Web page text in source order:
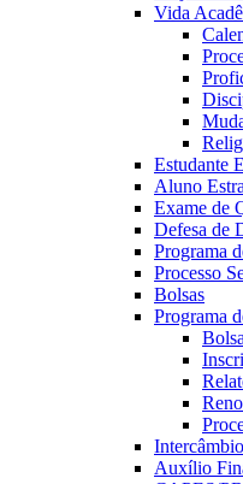
Vida
Estudante
Aluno
Exame de
Defesa de
Programa
Processo
Bolsas
Programa
Auxílio